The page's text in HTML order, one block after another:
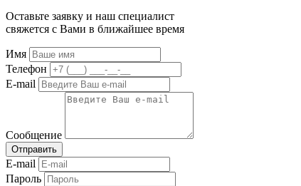
Оставьте заявку и наш специалист
свяжется с Вами в ближайшее время
Имя
Телефон
E-mail
Сообщение
Отправить
E-mail
Пароль